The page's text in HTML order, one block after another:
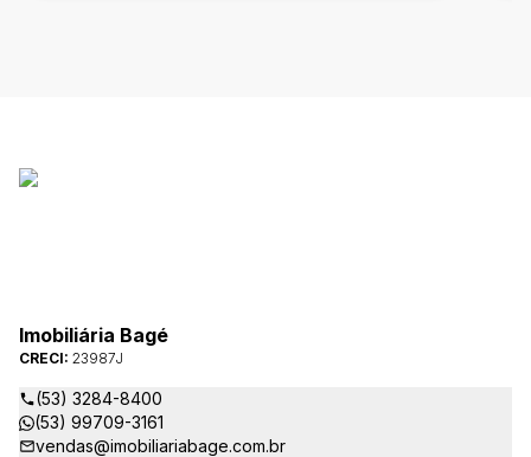
Imobiliária Bagé
CRECI: 23987J
(53) 3284-8400
(53) 99709-3161
vendas@imobiliariabage.com.br